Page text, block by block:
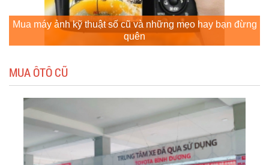
Mua máy ảnh kỹ thuật số cũ và những mẹo hay bạn đừng
quên
MUA ÔTÔ CŨ